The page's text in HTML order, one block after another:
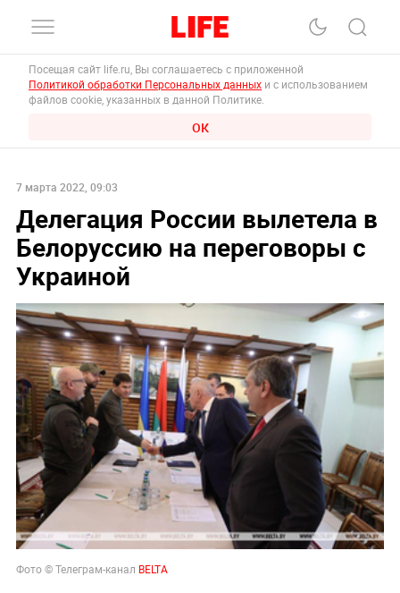
Посещая сайт life.ru, Вы соглашаетесь с приложенной
Политикой обработки Персональных данных и с использованием
файлов cookie, указанных в данной Политике.
ОК
7 марта 2022, 09:03
Делегация России вылетела в
Белоруссию на переговоры с
Украиной
Фото © Телеграм-канал BELTA